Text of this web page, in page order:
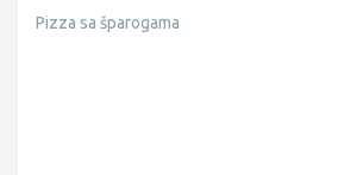
Pizza sa šparogama